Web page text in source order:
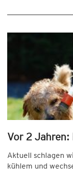
Vor 2 Jahren:
Aktuell schlagen
kühlem und